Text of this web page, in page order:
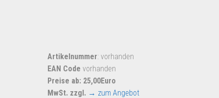
Artikelnummer: vorhanden
EAN Code vorhanden
Preise ab: 25,00Euro
MwSt. zzgl. → zum Angebot